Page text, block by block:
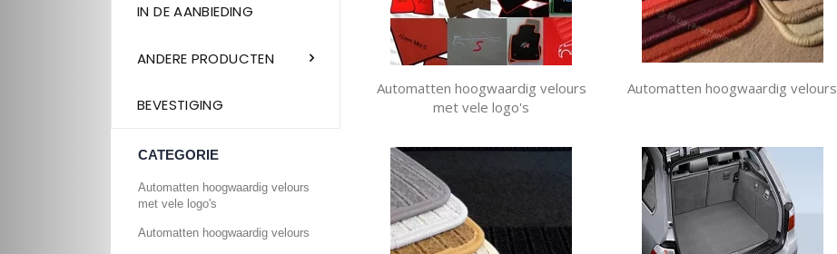
IN DE AANBIEDING
ANDERE PRODUCTEN
BEVESTIGING
Automatten hoogwaardig velours
met vele logo's
Automatten hoogwaardig velours
CATEGORIE
Automatten hoogwaardig velours
met vele logo's
Automatten hoogwaardig velours